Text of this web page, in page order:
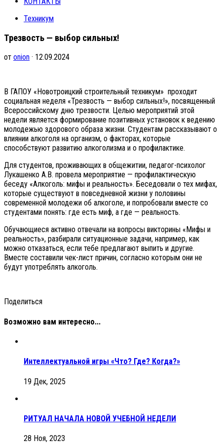
Техникум
Трезвость — выбор сильных!
от onion · 12.09.2024
В ГАПОУ «Новотроицкий строительный техникум» проходит
социальная неделя «Трезвость — выбор сильных!», посвященный
Всероссийскому дню трезвости. Целью мероприятий этой
недели является формирование позитивных установок к ведению
молодежью здорового образа жизни. Студентам рассказывают о
влиянии алкоголя на организм, о факторах, которые
способствуют развитию алкоголизма и о профилактике.
Для студентов, проживающих в общежитии, педагог-психолог
Лукашенко А.В. провела мероприятие — профилактическую
беседу «Алкоголь: мифы и реальность». Беседовали о тех мифах,
которые существуют в повседневной жизни у половины
современной молодежи об алкоголе, и попробовали вместе со
студентами понять: где есть миф, а где — реальность.
Обучающиеся активно отвечали на вопросы викторины «Мифы и
реальность», разбирали ситуационные задачи, например, как
можно отказаться, если тебе предлагают выпить и другие.
Вместе составили чек-лист причин, согласно которым они не
будут употреблять алкоголь.
Поделиться
Возможно вам интересно...
Интеллектуальной игры «Что? Где? Когда?»
19 Дек, 2025
РИТУАЛ НАЧАЛА НОВОЙ УЧЕБНОЙ НЕДЕЛИ
28 Ноя, 2023